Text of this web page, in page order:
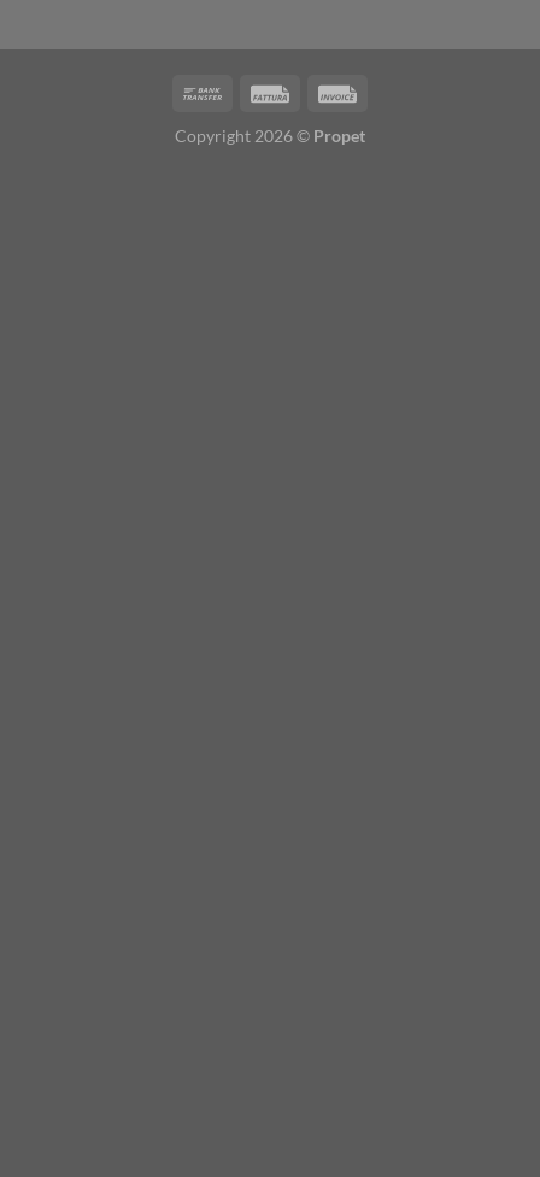
Copyright 2026 © Propet